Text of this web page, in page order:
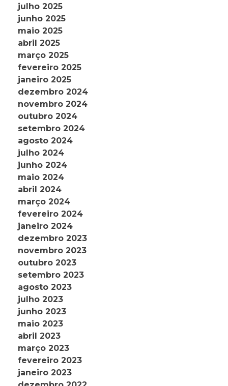
julho 2025
junho 2025
maio 2025
abril 2025
março 2025
fevereiro 2025
janeiro 2025
dezembro 2024
novembro 2024
outubro 2024
setembro 2024
agosto 2024
julho 2024
junho 2024
maio 2024
abril 2024
março 2024
fevereiro 2024
janeiro 2024
dezembro 2023
novembro 2023
outubro 2023
setembro 2023
agosto 2023
julho 2023
junho 2023
maio 2023
abril 2023
março 2023
fevereiro 2023
janeiro 2023